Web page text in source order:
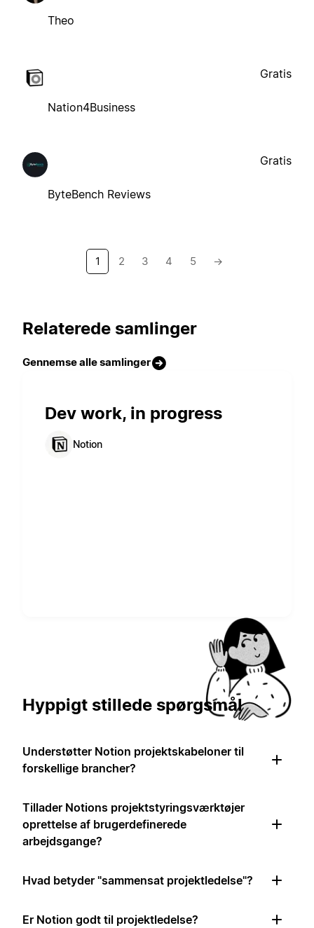
Theo
Nation4Business
Gratis
ByteBench Reviews
Gratis
1 2 3 4 5 →
Relaterede samlinger
Gennemse alle samlinger
Dev work, in progress
Notion
Hyppigt stillede spørgsmål
Understøtter Notion projektskabeloner til
forskellige brancher?
Tillader Notions projektstyringsværktøjer
oprettelse af brugerdefinerede
arbejdsgange?
Hvad betyder "sammensat projektledelse"?
Er Notion godt til projektledelse?